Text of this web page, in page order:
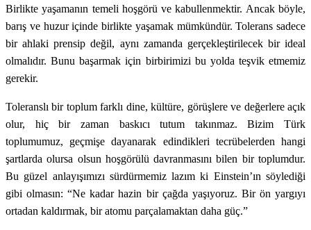
Birlikte yaşamanın temeli hoşgörü ve kabullenmektir. Ancak böyle,
barış ve huzur içinde birlikte yaşamak mümkündür. Tolerans sadece
bir ahlaki prensip değil, aynı zamanda gerçekleştirilecek bir ideal
olmalıdır. Bunu başarmak için birbirimizi bu yolda teşvik etmemiz
gerekir.
Toleranslı bir toplum farklı dine, kültüre, görüşlere ve değerlere açık
olur, hiç bir zaman baskıcı tutum takınmaz. Bizim Türk
toplumumuz, geçmişe dayanarak edindikleri tecrübelerden hangi
şartlarda olursa olsun hoşgörülü davranmasını bilen bir toplumdur.
Bu güzel anlayışımızı sürdürmemiz lazım ki Einstein’ın söylediği
gibi olmasın: “Ne kadar hazin bir çağda yaşıyoruz. Bir ön yargıyı
ortadan kaldırmak, bir atomu parçalamaktan daha güç.”